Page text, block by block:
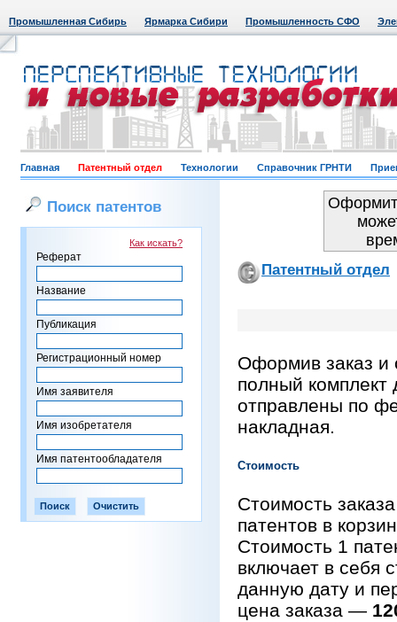
Промышленная Сибирь Ярмарка Сибири Промышленность СФО
Главная Патентный отдел Технологии Справочник ГРНТИ
Поиск патентов
Как искать?
Реферат
Название
Публикация
Регистрационный номер
Имя заявителя
Имя изобретателя
Имя патентообладателя
Патентный отдел
Оформив заказ и
полный комплект
отправлены по
накладная.
Стоимость
Стоимость
патентов в
Стоимость 1
включает в себя
данную дату и
цена заказа —